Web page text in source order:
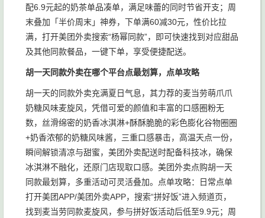
配6.9元起的奶茶单品凑单，满足味蕾的同时节省开支；周
末叠加「半价周末」神券，下单满60减30元，性价比拉
满，打开美团外卖搜索“杨幂同款”，即可快速找到对应甜品
及其他同款餐品，一键下单，享受便捷配送。
胡一天同款外卖在哪个平台点最划算，点单攻略
胡一天的同款外卖充满夏日气息，其力荐的麦当劳萌爪爪
奶糖风味麦旋风，凭借可爱的颜值和丰富的口感圈粉无
数，丝滑绵密的奶香冰淇淋+酥酥脆脆的彩色膨化谷物圈圈
+奶香浓郁的奶糖风味酱，三重口感暴击，高温天点一份，
瞬间解锁清凉与甜蜜，美团外卖配送时配备科技冰，确保
冰淇淋不融化，还原门店现取口感。美团外卖点购胡一天
同款最划算，多重活动可灵活叠加。点单攻略：日常点单
打开美团APP/美团外卖APP，搜索“拼好饭”进入频道页，
找到麦当劳同款麦旋风，参与拼好饭活动后低至9.9元；周